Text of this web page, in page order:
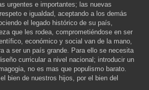
urgentes e importantes; las nuevas
e igualdad, aceptando a los demás
el legado histórico de su país,
que les rodea, comprometiéndose en ser
económico y social van de la mano,
a ser un país grande. Para ello se necesita
curricular a nivel nacional; introducir un
no es mas que populismo barato.
bien de nuestros hijos, por el bien del